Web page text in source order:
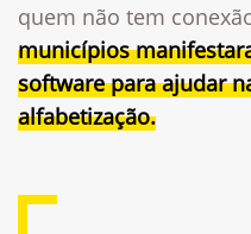
quem não tem
municípios
software para ajudar
alfabetização.